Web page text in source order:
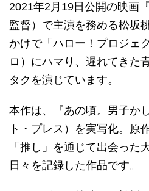
2021年2月19日公開の映画
監督）で主演を務める松坂
かけで「ハロー！プロジェ
ロ）にハマり、遅れてきた
タクを演じています。
本作は、『あの頃。男子か
ト・プレス）を実写化。原
「推し」を通じて出会った
日々を記録した作品です。